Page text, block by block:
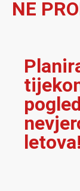
NE
letova!